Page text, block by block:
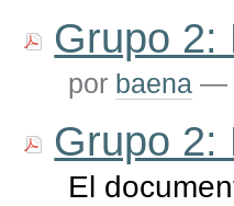
Grupo 2:
por baena —
Grupo 2:
El